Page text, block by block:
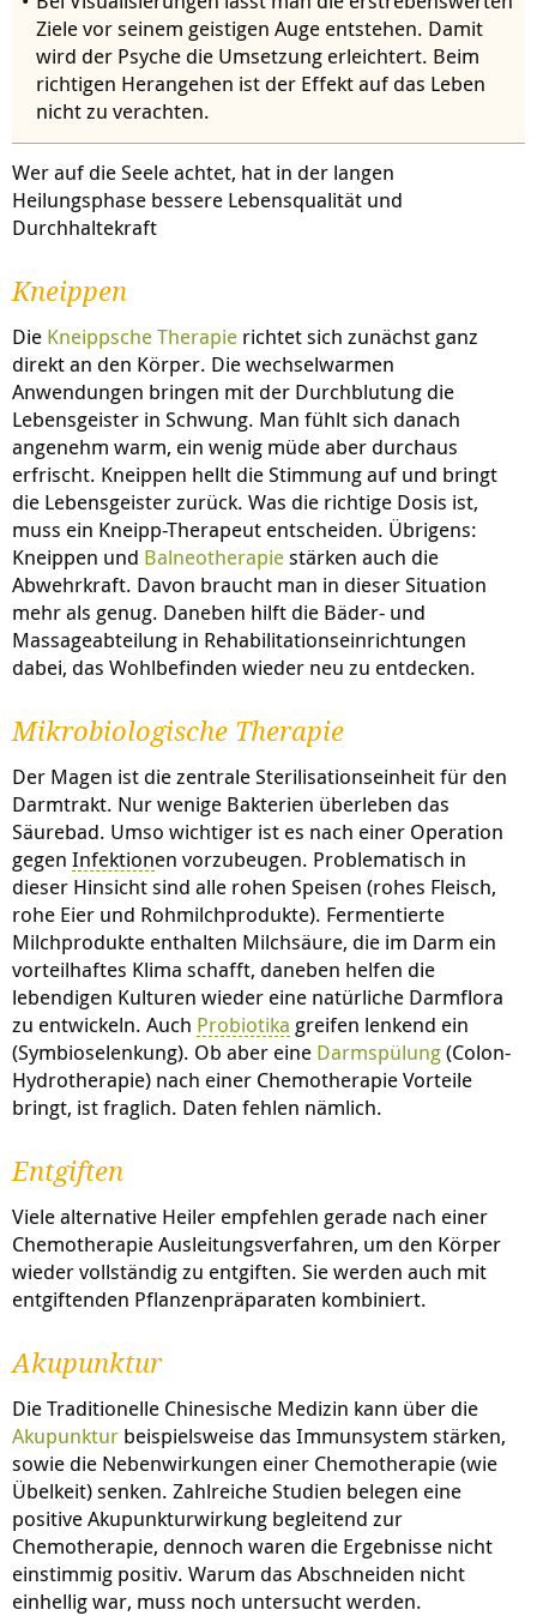
Ziele vor seinem geistigen Auge entstehen. Damit
wird der Psyche die Umsetzung erleichtert. Beim
richtigen Herangehen ist der Effekt auf das Leben
nicht zu verachten.
Wer auf die Seele achtet, hat in der langen
Heilungsphase bessere Lebensqualität und
Durchhaltekraft
Kneippen
Die Kneippsche Therapie richtet sich zunächst ganz
direkt an den Körper. Die wechselwarmen
Anwendungen bringen mit der Durchblutung die
Lebensgeister in Schwung. Man fühlt sich danach
angenehm warm, ein wenig müde aber durchaus
erfrischt. Kneippen hellt die Stimmung auf und bringt
die Lebensgeister zurück. Was die richtige Dosis ist,
muss ein Kneipp-Therapeut entscheiden. Übrigens:
Kneippen und Balneotherapiestärken auch die
Abwehrkraft. Davon braucht man in dieser Situation
mehr als genug. Daneben hilft die Bäder- und
Massageabteilung in Rehabilitationseinrichtungen
dabei, das Wohlbefinden wieder neu zu entdecken.
Mikrobiologische Therapie
Der Magen ist die zentrale Sterilisationseinheit für den
Darmtrakt. Nur wenige Bakterien überleben das
Säurebad. Umso wichtiger ist es nach einer Operation
gegen Infektionen vorzubeugen. Problematisch in
dieser Hinsicht sind alle rohen Speisen (rohes Fleisch,
rohe Eier und Rohmilchprodukte). Fermentierte
Milchprodukte enthalten Milchsäure, die im Darm ein
vorteilhaftes Klima schafft, daneben helfen die
lebendigen Kulturen wieder eine natürliche Darmflora
zu entwickeln. Auch Probiotika greifen lenkend ein
(Symbioselenkung). Ob aber eine Darmspülung(Colon-
Hydrotherapie) nach einer Chemotherapie Vorteile
bringt, ist fraglich. Daten fehlen nämlich.
Entgiften
Viele alternative Heiler empfehlen gerade nach einer
Chemotherapie Ausleitungsverfahren, um den Körper
wieder vollständig zu entgiften. Sie werden auch mit
entgiftenden Pflanzenpräparaten kombiniert.
Akupunktur
Die Traditionelle Chinesische Medizin kann über die
Akupunktur beispielsweise das Immunsystem stärken,
sowie die Nebenwirkungen einer Chemotherapie (wie
Übelkeit) senken. Zahlreiche Studien belegen eine
positive Akupunkturwirkung begleitend zur
Chemotherapie, dennoch waren die Ergebnisse nicht
einstimmig positiv. Warum das Abschneiden nicht
einhellig war, muss noch untersucht werden.